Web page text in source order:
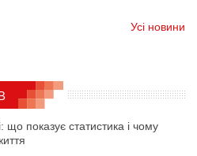
Усі новини
що показує статистика і чому